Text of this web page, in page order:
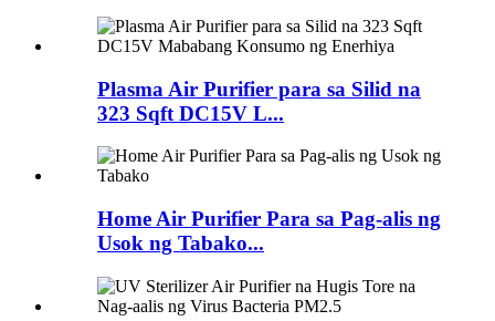
Plasma Air Purifier para sa Silid na
323 Sqft DC15V L...
Home Air Purifier Para sa Pag-alis ng
Usok ng Tabako...